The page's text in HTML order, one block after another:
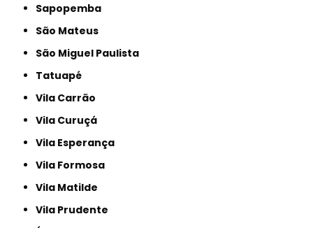
Sapopemba
São Mateus
São Miguel Paulista
Tatuapé
Vila Carrão
Vila Curuçá
Vila Esperança
Vila Formosa
Vila Matilde
Vila Prudente